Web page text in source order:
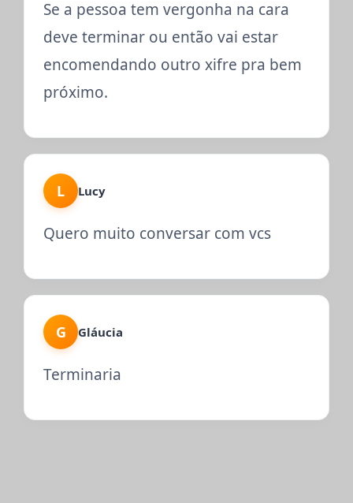
Se a pessoa tem vergonha na cara
deve terminar ou então vai estar
encomendando outro xifre pra bem
próximo.
L Lucy
Quero muito conversar com vcs
G Gláucia
Terminaria